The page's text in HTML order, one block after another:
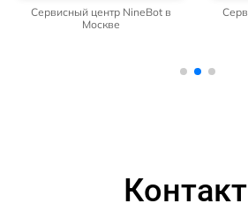
Сервисный центр NineBot в
Москве